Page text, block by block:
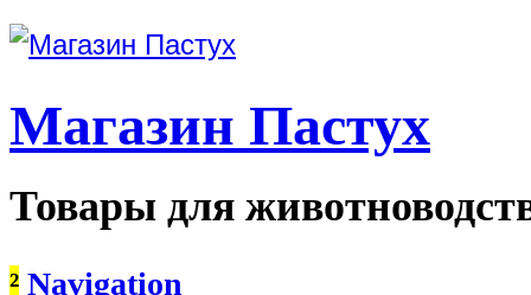
Магазин Пастух
Товары для
² Navigation